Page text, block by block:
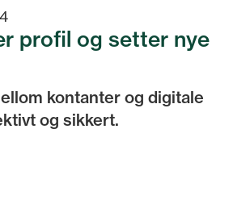
profil og setter nye
kontanter og digitale
og sikkert.